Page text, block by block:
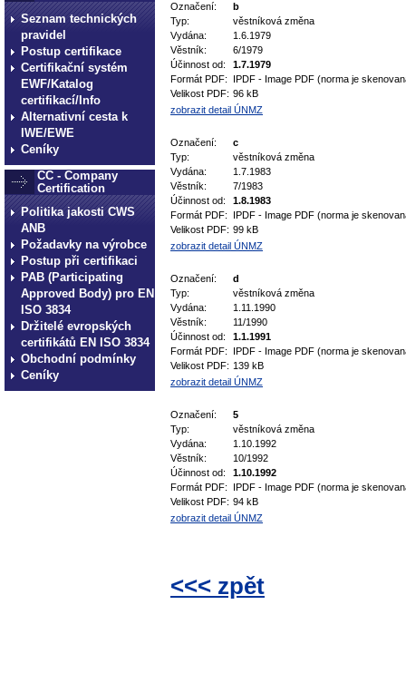
Seznam technických
pravidel
Postup certifikace
Certifikační systém
EWF/Katalog
certifikací/Info
Alternativní cesta k
IWE/EWE
Ceníky
CC - Company
Certification
Politika jakosti CWS
ANB
Požadavky na výrobce
Postup při certifikaci
PAB (Participating
Approved Body) pro EN
ISO 3834
Držitelé evropských
certifikátů EN ISO 3834
Obchodní podmínky
Ceníky
Označení:
b
Typ:
věstníková změna
Vydána:
1.6.1979
Věstník:
6/1979
Účinnost od:
1.7.1979
Formát PDF:
IPDF - Image PDF (norma je
Velikost PDF: 96 kB
zobrazit detail ÚNMZ
Označení:
c
Typ:
věstníková změna
Vydána:
1.7.1983
Věstník:
7/1983
Účinnost od:
1.8.1983
Formát PDF:
IPDF - Image PDF (norma je
Velikost PDF: 99 kB
zobrazit detail ÚNMZ
Označení:
d
Typ:
věstníková změna
Vydána:
1.11.1990
Věstník:
11/1990
Účinnost od:
1.1.1991
Formát PDF:
IPDF - Image PDF (norma je
Velikost PDF: 139 kB
zobrazit detail ÚNMZ
Označení:
5
Typ:
věstníková změna
Vydána:
1.10.1992
Věstník:
10/1992
Účinnost od:
1.10.1992
Formát PDF:
IPDF - Image PDF (norma je
Velikost PDF: 94 kB
zobrazit detail ÚNMZ
<<< zpět